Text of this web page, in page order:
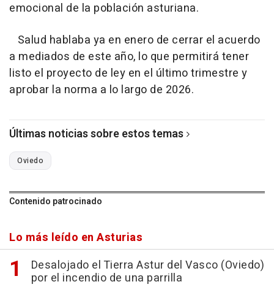
emocional de la población asturiana.
Salud hablaba ya en enero de cerrar el acuerdo
a mediados de este año, lo que permitirá tener
listo el proyecto de ley en el último trimestre y
aprobar la norma a lo largo de 2026.
Últimas noticias sobre estos temas
Oviedo
Contenido patrocinado
Lo más leído en Asturias
Desalojado el Tierra Astur del Vasco (Oviedo)
por el incendio de una parrilla